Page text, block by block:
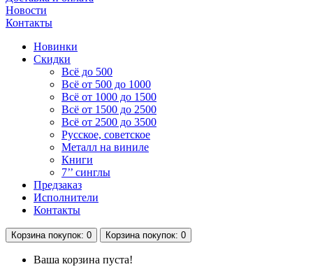
Новости
Контакты
Новинки
Скидки
Всё до 500
Всё от 500 до 1000
Всё от 1000 до 1500
Всё от 1500 до 2500
Всё от 2500 до 3500
Русское, советское
Металл на виниле
Книги
7’’ синглы
Предзаказ
Исполнители
Контакты
Корзина покупок: 0 Корзина покупок: 0
Ваша корзина пуста!